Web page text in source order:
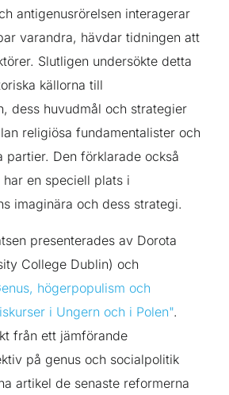
antigenusrörelsen interagerar
varandra, hävdar tidningen att
Slutligen undersökte detta
källorna till
dess huvudmål och strategier
religiösa fundamentalister och
partier. Den förklarade också
en speciell plats i
imaginära och dess strategi.
presenterades av Dorota
College Dublin) och
högerpopulism och
i Ungern och i Polen".
från ett jämförande
på genus och socialpolitik
artikel de senaste reformerna